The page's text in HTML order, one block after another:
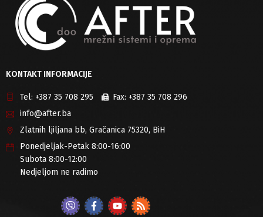
KONTAKT INFORMACIJE
Tel: +387 35 708 295 Fax: +387 35 708 296
info@after.ba
Zlatnih ljiljana bb, Gračanica 75320, BiH
Ponedjeljak-Petak 8:00-16:00
Subota 8:00-12:00
Nedjeljom ne radimo